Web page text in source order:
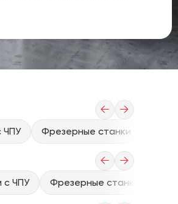
← →
ЧПУ Фрезерные станки по ПВХ с
← →
с ЧПУ Фрезерные станки 3d с